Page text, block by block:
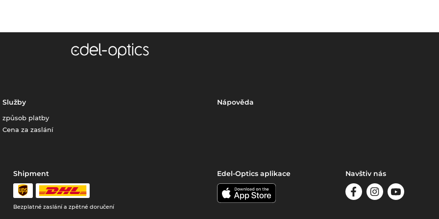
Služby
způsob platby
Cena za zaslání
Nápověda
Shipment
Bezplatné zaslání a zpětné doručení
Edel-Optics aplikace Navštiv nás